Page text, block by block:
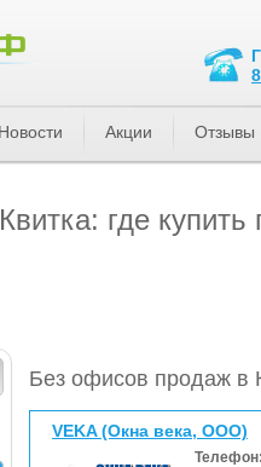
где купить
Без офисов продаж в
VEKA (Окна века, ООО)
Новости Акции Отзывы